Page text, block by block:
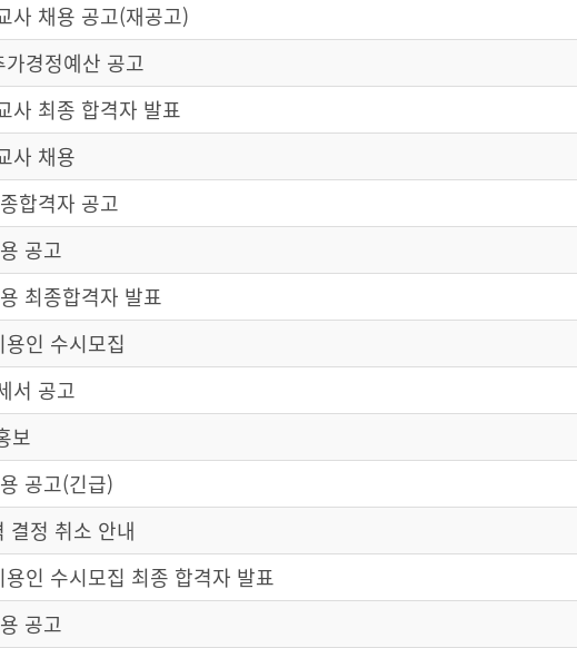
사 채용 공고(재공고)
경정예산 공고
사 최종 합격자 발표
사 채용
합격자 공고
공고
최종합격자 발표
인 수시모집
서 공고
보
공고(긴급)
결정 취소 안내
인 수시모집 최종 합격자 발표
공고